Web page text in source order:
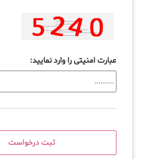
عبارت امنیتی را وارد نمایید: